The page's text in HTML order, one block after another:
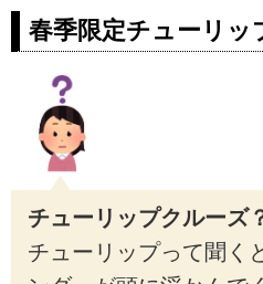
ブロ
ム
の１回
りチュ
します♪
春季限定チューリッ
チューリップクルーズ
チューリップって聞く